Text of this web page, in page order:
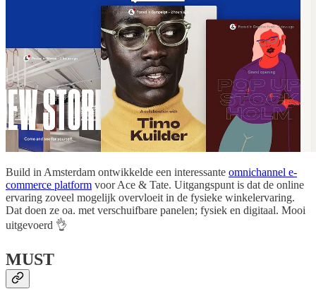
Build in Amsterdam ontwikkelde een interessante omnichannel e-
commerce platform voor Ace & Tate. Uitgangspunt is dat de online
ervaring zoveel mogelijk overvloeit in de fysieke winkelervaring.
Dat doen ze oa. met verschuifbare panelen; fysiek en digitaal. Mooi
uitgevoerd 👌
MUST